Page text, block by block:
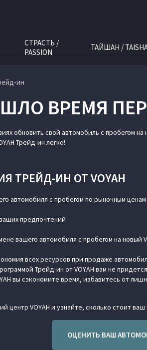
СТРАСТЬ /
PASSION
ТАЙШАН /
ин
ВРЕМЯ
ин
обновить свой автомобиль с пробегом
Трейд-ин легко!
ТРЕЙД-ИН ОТ VOYAH
автомобиля с пробегом по рыночным ценам
предпочтений
вашего автомобиля с пробегом на новый
всех ресурсов при продаже
Трейд-ин от VOYAH вам не
вы сэкономите время, избавитесь от
VOYAH и узнайте, сколько стоит
ОЦЕНИТЬ ВАШ